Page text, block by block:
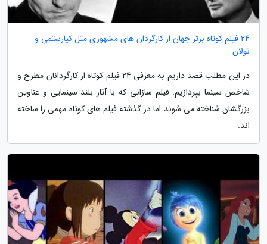
24 فیلم کوتاه برتر جهان از کارگردان های مشهوری مثل کیارستمی و
نولان
در این مطلب قصد داریم به معرفی 24 فیلم کوتاه از کارگردانان مطرح و
شاخص سینما بپردازیم. فیلم سازانی که با آثار بلند سینمایی و عناوین
بزرگشان شناخته می شوند اما در گذشته فیلم های کوتاه مهمی را ساخته
اند.